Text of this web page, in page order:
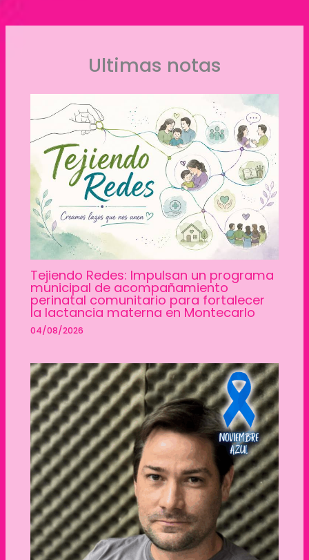
Ultimas notas
Tejiendo Redes: Impulsan un programa
municipal de acompañamiento
perinatal comunitario para fortalecer
la lactancia materna en Montecarlo
04/08/2026